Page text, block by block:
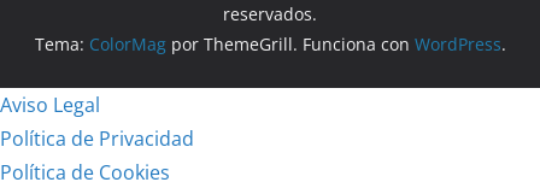
reservados.
Tema: ColorMagpor ThemeGrill. Funciona con WordPress.
Aviso Legal
Política de Privacidad
Política de Cookies